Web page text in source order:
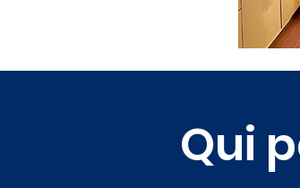
Qui